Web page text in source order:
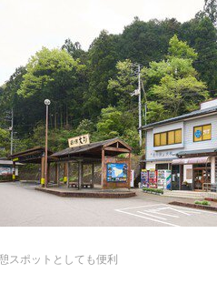
スポットとしても便利